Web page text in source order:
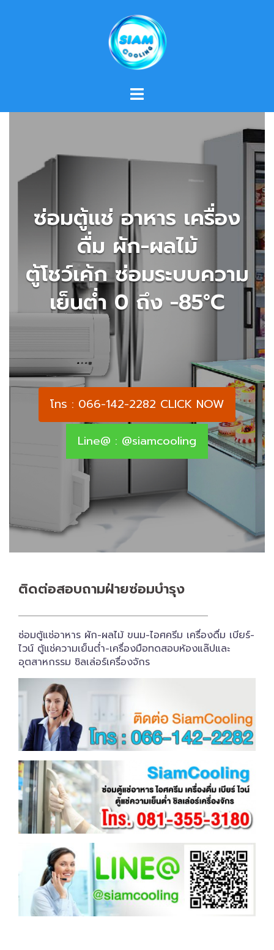
ซ่อมตู้แช่ อาหาร เครื่อง
ดื่ม ผัก-ผลไม้
ตู้โชว์เค้ก ซ่อมระบบความ
เย็นต่ำ 0 ถึง -85°C
โทร : 066-142-2282 CLICK NOW
Line@ : @siamcooling
ติดต่อสอบถาม​ฝ่ายซ่อมบำรุง
ซ่อมตู้แช่อาหาร ผัก-ผลไม้ ขนม-ไอศครีม เครื่องดื่ม เบียร์-
ไวน์ ตู้แช่ความเย็นต่ำ-เครื่องมือทดสอบห้องแล๊ปและ
อุตสาหกรรม ชิลเล่อร์เครื่อง​จักร